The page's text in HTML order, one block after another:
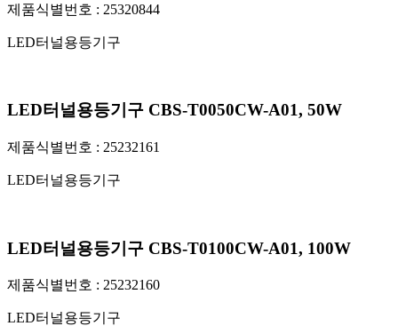
제품식별번호 : 25320844
LED터널용등기구
LED터널용등기구 CBS-T0050CW-A01, 50W
제품식별번호 : 25232161
LED터널용등기구
LED터널용등기구 CBS-T0100CW-A01, 100W
제품식별번호 : 25232160
LED터널용등기구